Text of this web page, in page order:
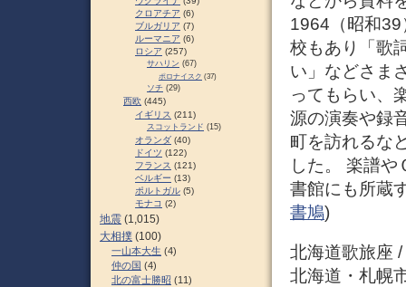
1964（昭和39
校もあり「歌
い」などさま
ってもらい、
源の演奏や録
町を訪れるな
した。 楽譜
書館にも所蔵
書鳩)
北海道歌旅座
北海道・札幌
クロアチア (6)
ブルガリア (7)
ルーマニア (6)
ロシア (257)
サハリン (67)
ポロナイスク (37)
ソチ (29)
西欧 (445)
イギリス (211)
スコットランド (15)
オランダ (40)
ドイツ (122)
フランス (121)
ベルギー (13)
ポルトガル (5)
モナコ (2)
地震 (1,015)
大相撲 (100)
一山本大生 (4)
仲の国 (4)
北の富士勝昭 (11)